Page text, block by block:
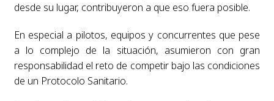
desde su lugar, contribuyeron a que eso fuera posible.
En especial a pilotos, equipos y concurrentes que pese
a lo complejo de la situación, asumieron con gran
responsabilidad el reto de competir bajo las condiciones
de un Protocolo Sanitario.